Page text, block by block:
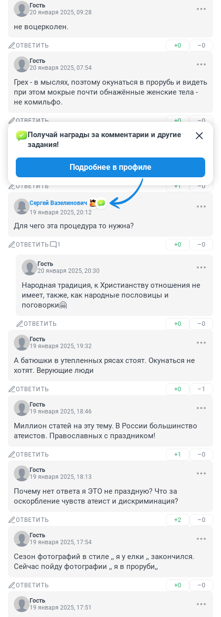
Гость
20 января 2025, 09:28
не воцерколен.
ОТВЕТИТЬ +0 –0
Гость
20 января 2025, 07:54
Грех - в мыслях, поэтому окунаться в прорубь и видеть
при этом мокрые почти обнажённые женские тела -
не комильфо.
ОТВЕТИТЬ +0 –0
Гость
19 января 2025, 21:25
Сначала в в баню, потом в снег, потом холодной
водой, ощущение 👌и здоровье закаляет 💪
ОТВЕТИТЬ +1 –0
Сергей Вазелинович
Получай награды за комментарии и другие
задания!
Подробнее в профиле
19 января 2025, 20:12
Для чего эта процедура то нужна?
ОТВЕТИТЬ 1 +0 –0
Гость
20 января 2025, 20:30
Народная традиция, к Христианству отношения не
имеет, также, как народные пословицы и
поговорки🤗
ОТВЕТИТЬ +0 –0
Гость
19 января 2025, 19:32
А батюшки в утепленных рясах стоят. Окунаться не
хотят. Верующие люди
ОТВЕТИТЬ +0 –1
Гость
19 января 2025, 18:46
Миллион статей на эту тему. В России большинство
атеистов. Православных с праздником!
ОТВЕТИТЬ +1 –0
Гость
19 января 2025, 18:13
Почему нет ответа я ЭТО не праздную? Что за
оскорбление чувств атеист и дискриминация?
ОТВЕТИТЬ +2 –0
Гость
19 января 2025, 17:54
Сезон фотографий в стиле ,, я у елки ,, закончился.
Сейчас пойду фотографии ,, я в проруби,,
ОТВЕТИТЬ +0 –0
Гость
19 января 2025, 17:51